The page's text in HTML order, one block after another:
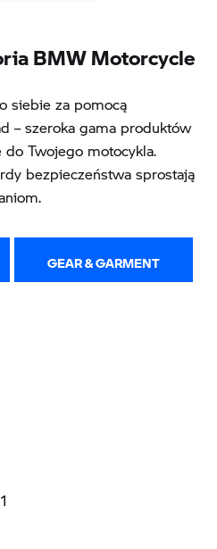
BMW Motorcycle
siebie za pomocą
– szeroka gama produktów
Twojego motocykla.
bezpieczeństwa sprostają
GEAR & GARMENT